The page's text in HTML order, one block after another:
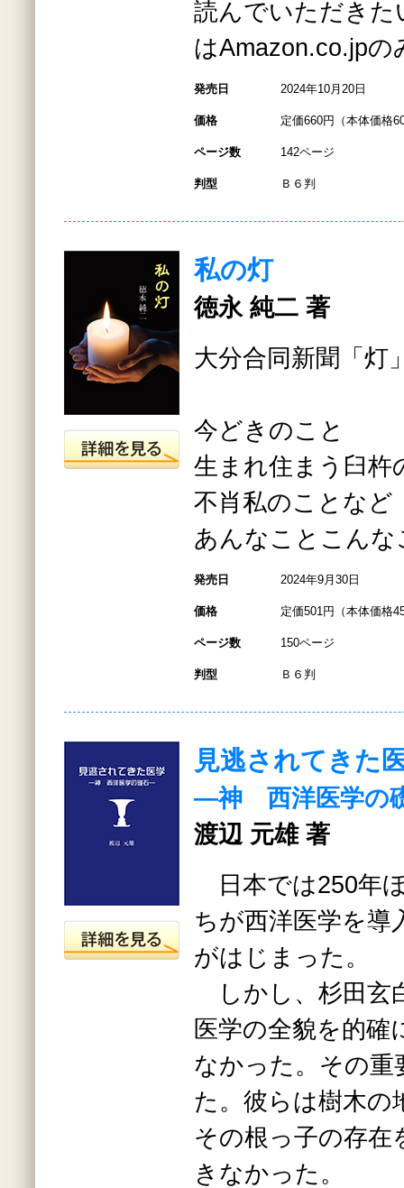
読んでいただき
はAmazon.co.jp
発売日 2024年10月20日
価格 定価660円（本体価格
ページ数 142ページ
判型 Ｂ６判
私の灯
徳永 純二 著
大分合同新聞「灯
今どきのこと
生まれ住まう臼杵
不肖私のことなど
あんなことこんな
発売日 2024年9月30日
価格 定価501円（本体価格
ページ数 150ページ
判型 Ｂ６判
見逃されてきた
―神 西洋医学の
渡辺 元雄 著
日本では250年
ちが西洋医学を導
がはじまった。
しかし、杉田玄
医学の全貌を的
なかった。その重
た。彼らは樹木の
その根っ子の存在
きなかった。